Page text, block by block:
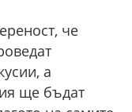
че
а
ще бъдат